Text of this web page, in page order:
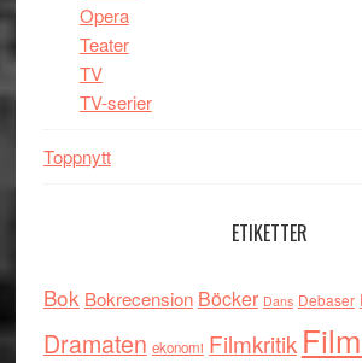
Opera
Teater
TV
TV-serier
Toppnytt
ETIKETTER
Bok Bokrecension Böcker Dans Debaser
Dramaten ekonomi Filmkritik